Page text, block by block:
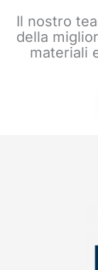
Il nostro
della
materiali